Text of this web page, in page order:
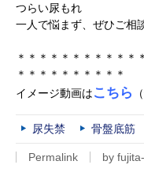
つらい尿もれ
一人で悩まず、ぜひご相
＊＊＊＊＊＊＊＊＊＊＊
＊＊＊＊＊＊＊＊＊＊
イメージ動画はこちら
尿失禁 骨盤底筋
Permalink by